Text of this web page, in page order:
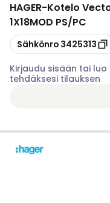
HAGER-Kotelo
1X18MOD PS/PC
Kopioi
Sähkönro 3425313
Kirjaudu sisään tai
tehdäksesi tilauksen